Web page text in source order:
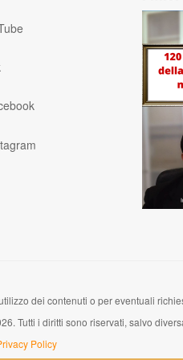
dei contenuti o per eventuali
Tutti i diritti sono riservati, salvo
Policy